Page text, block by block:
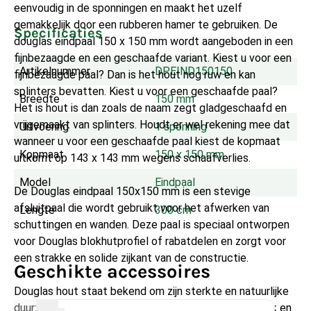
eenvoudig in de sponningen en maakt het uzelf
gemakkelijk door een rubberen hamer te gebruiken. De
douglas eindpaal 150 x 150 mm wordt aangeboden in een
fijnbezaagde en een geschaafde variant. Kiest u voor een
fijnbezaagde paal? Dan is het hout nog ruw en kan
splinters bevatten. Kiest u voor een geschaafde paal?
Het is hout is dan zoals de naam zegt gladgeschaafd en
vrijgemaakt van splinters. Houdt er wel rekening mee dat
wanneer u voor een geschaafde paal kiest de kopmaat
uitkomt op 143 x 143 mm wegens schaafverlies.
De Douglas eindpaal 150x150 mm is een stevige
afsluitpaal die wordt gebruikt voor het afwerken van
schuttingen en wanden. Deze paal is speciaal ontworpen
voor Douglas blokhutprofiel of rabatdelen en zorgt voor
een strakke en solide zijkant van de constructie.
Douglas hout staat bekend om zijn sterkte en natuurlijke
duurzaamheid. Het is zeer geschikt voor buitengebruik en
Specificaties
Artikelnummer DPEIND150150
Breedte 150 mm
Uitvoering 1 sponning
Kopmaat 150 x 150 mm
Model Eindpaal
Lengte 300 cm
Geschikte accessoires